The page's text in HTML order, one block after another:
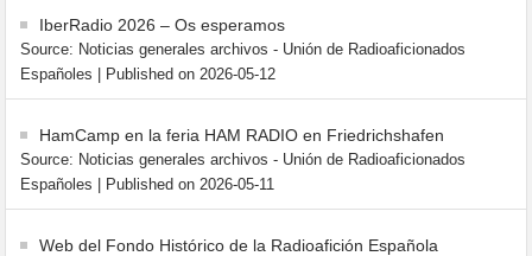
IberRadio 2026 – Os esperamos
Source: Noticias generales archivos - Unión de Radioaficionados
Españoles
Published on 2026-05-12
HamCamp en la feria HAM RADIO en Friedrichshafen
Source: Noticias generales archivos - Unión de Radioaficionados
Españoles
Published on 2026-05-11
Web del Fondo Histórico de la Radioafición Española